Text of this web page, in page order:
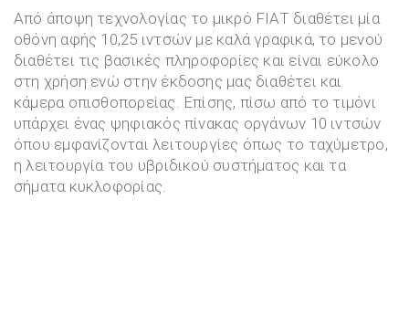
Από άποψη τεχνολογίας το μικρό FIAT διαθέτει μία
οθόνη αφής 10,25 ιντσών με καλά γραφικά, το μενού
διαθέτει τις βασικές πληροφορίες και είναι εύκολο
στη χρήση ενώ στην έκδοσης μας διαθέτει και
κάμερα οπισθοπορείας. Επίσης, πίσω από το τιμόνι
υπάρχει ένας ψηφιακός πίνακας οργάνων 10 ιντσών
όπου εμφανίζονται λειτουργίες όπως το ταχύμετρο,
η λειτουργία του υβριδικού συστήματος και τα
σήματα κυκλοφορίας.